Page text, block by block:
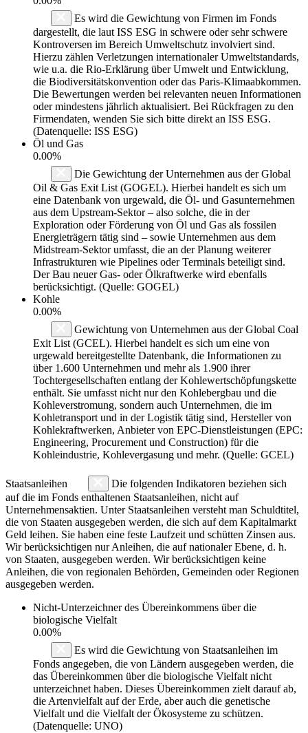
Es wird die Gewichtung von Firmen im Fonds
dargestellt, die laut ISS ESG in schwere oder sehr schwere
Kontroversen im Bereich Umweltschutz involviert sind.
Hierzu zählen Verletzungen internationaler Umweltstandards,
wie u.a. die Rio-Erklärung über Umwelt und Entwicklung,
die Biodiversitätskonvention oder das Paris-Klimaabkommen.
Die Bewertungen werden bei relevanten neuen Informationen
oder mindestens jährlich aktualisiert. Bei Rückfragen zu den
Firmendaten, wenden Sie sich bitte direkt an ISS ESG.
(Datenquelle: ISS ESG)
Öl und Gas
0.00%
Die Gewichtung der Unternehmen aus der Global
Oil & Gas Exit List (GOGEL). Hierbei handelt es sich um
eine Datenbank von urgewald, die Öl- und Gasunternehmen
aus dem Upstream-Sektor – also solche, die in der
Exploration oder Förderung von Öl und Gas als fossilen
Energieträgern tätig sind – sowie Unternehmen aus dem
Midstream-Sektor umfasst, die an der Planung weiterer
Infrastrukturen wie Pipelines oder Terminals beteiligt sind.
Der Bau neuer Gas- oder Ölkraftwerke wird ebenfalls
berücksichtigt. (Quelle: GOGEL)
Kohle
0.00%
Gewichtung von Unternehmen aus der Global Coal
Exit List (GCEL). Hierbei handelt es sich um eine von
urgewald bereitgestellte Datenbank, die Informationen zu
über 1.600 Unternehmen und mehr als 1.900 ihrer
Tochtergesellschaften entlang der Kohlewertschöpfungskette
enthält. Sie umfasst nicht nur den Kohlebergbau und die
Kohleverstromung, sondern auch Unternehmen, die im
Kohletransport und in der Logistik tätig sind, Hersteller von
Kohlekraftwerken, Anbieter von EPC-Dienstleistungen (EPC:
Engineering, Procurement und Construction) für die
Kohleindustrie, Kohlevergasung und mehr. (Quelle: GCEL)
Staatsanleihen
Die folgenden Indikatoren beziehen sich
auf die im Fonds enthaltenen Staatsanleihen, nicht auf
Unternehmensaktien. Unter Staatsanleihen versteht man Schuldtitel,
die von Staaten ausgegeben werden, die sich auf dem Kapitalmarkt
Geld leihen. Sie haben eine feste Laufzeit und schütten Zinsen aus.
Wir berücksichtigen nur Anleihen, die auf nationaler Ebene, d. h.
von Staaten, ausgegeben werden. Wir berücksichtigen keine
Anleihen, die von regionalen Behörden, Gemeinden oder Regionen
ausgegeben werden.
Nicht-Unterzeichner des Übereinkommens über die
biologische Vielfalt
0.00%
Es wird die Gewichtung von Staatsanleihen im
Fonds angegeben, die von Ländern ausgegeben werden, die
das Übereinkommen über die biologische Vielfalt nicht
unterzeichnet haben. Dieses Übereinkommen zielt darauf ab,
die Artenvielfalt auf der Erde, aber auch die genetische
Vielfalt und die Vielfalt der Ökosysteme zu schützen.
(Datenquelle: UNO)